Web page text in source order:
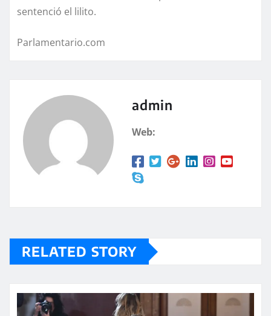
sentenció el lilito.
Parlamentario.com
admin
Web:
RELATED STORY